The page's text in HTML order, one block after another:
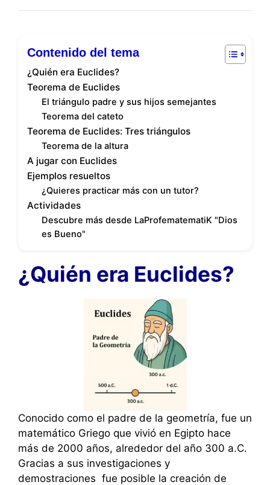
Contenido del tema
¿Quién era Euclides?
Teorema de Euclides
El triángulo padre y sus hijos semejantes
Teorema del cateto
Teorema de Euclides: Tres triángulos
Teorema de la altura
A jugar con Euclides
Ejemplos resueltos
¿Quieres practicar más con un tutor?
Actividades
Descubre más desde LaProfematematiK "Dios
es Bueno"
¿Quién era Euclides?
Conocido como el padre de la geometría, fue un
matemático Griego que vivió en Egipto hace
más de 2000 años, alrededor del año 300 a.C.
Gracias a sus investigaciones y
demostraciones fue posible la creación de